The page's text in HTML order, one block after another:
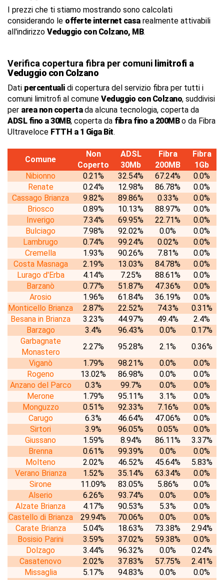
I prezzi che ti stiamo mostrando sono calcolati
considerando le offerte internet casarealmente attivabili
all'indirizzo Veduggio con Colzano, MB.
Verifica copertura fibra per comuni limitrofi a
Veduggio con Colzano
Dati percentualidi copertura del servizio fibra per tutti i
comuni limitrofi al comune Veduggio con Colzano, suddivisi
per area non copertada alcuna tecnologia, coperta da
ADSL fino a 30MB, coperta da fibra fino a 200MBo da Fibra
Ultraveloce FTTH a 1 Giga Bit.
Comune
Non
Coperto
ADSL
30Mb
Fibra
200MB
Fibra
1Gb
Nibionno
0.21% 32.54% 67.24%
0.0%
Renate
0.24% 12.98% 86.78%
0.0%
Cassago Brianza
9.82% 89.86% 0.33%
0.0%
Briosco
0.89% 10.13% 88.97%
0.0%
Inverigo
7.34% 69.95% 22.71%
0.0%
Bulciago
7.98% 92.02% 0.0%
0.0%
Lambrugo
0.74% 99.24% 0.02%
0.0%
Cremella
1.93% 90.26% 7.81%
0.0%
Costa Masnaga
2.19% 13.03% 84.78%
0.0%
Lurago d'Erba
4.14% 7.25% 88.61%
0.0%
Barzanò
0.77% 51.87% 47.36%
0.0%
Arosio
1.96% 61.84% 36.19%
0.0%
Monticello Brianza
2.87% 22.52% 74.3%
0.31%
Besana in Brianza
3.23% 44.97% 49.4%
2.4%
Barzago
3.4% 96.43% 0.0%
0.17%
Garbagnate
Monastero
2.27% 95.28% 2.1%
0.36%
Viganò
1.79% 98.21% 0.0%
0.0%
Rogeno
13.02% 86.98% 0.0%
0.0%
Anzano del Parco
0.3% 99.7% 0.0%
0.0%
Merone
1.79% 95.11% 3.1%
0.0%
Monguzzo
0.51% 92.33% 7.16%
0.0%
Carugo
6.3% 46.64% 47.06%
0.0%
Sirtori
3.9% 96.05% 0.05%
0.0%
Giussano
1.59% 8.94% 86.11%
3.37%
Brenna
0.61% 99.39% 0.0%
0.0%
Molteno
2.02% 46.52% 45.64%
5.83%
Verano Brianza
1.52% 35.14% 63.34%
0.0%
Sirone
11.09% 83.05% 5.86%
0.0%
Alserio
6.26% 93.74% 0.0%
0.0%
Alzate Brianza
4.17% 90.53% 5.3%
0.0%
Castello di Brianza
29.94% 70.06% 0.0%
0.0%
Carate Brianza
5.04% 18.63% 73.38%
2.94%
Bosisio Parini
3.59% 37.02% 59.38%
0.0%
Dolzago
3.44% 96.32% 0.0%
0.24%
Casatenovo
2.02% 37.83% 57.75%
2.41%
Missaglia
5.17% 94.83% 0.0%
0.0%